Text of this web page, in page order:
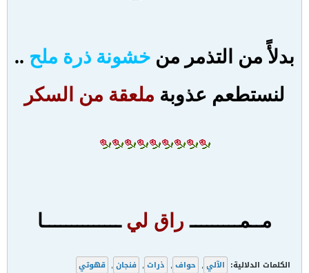
بدلأً من التذمر من خشونة ذرة ملح ..
لنستطعم عذوبة ملعقة من السكر
مــمـــــــــراق ليــــــــــــــا
الكلمات الدلالية: الآلي , حواف , ذرات , فنجان , قهوتي